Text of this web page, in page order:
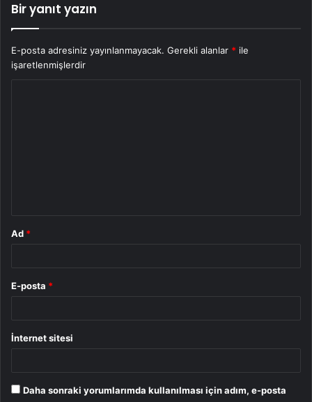
Bir yanıt yazın
E-posta adresiniz yayınlanmayacak. Gerekli alanlar * ile
işaretlenmişlerdir
Ad *
E-posta *
İnternet sitesi
Daha sonraki yorumlarımda kullanılması için adım, e-posta